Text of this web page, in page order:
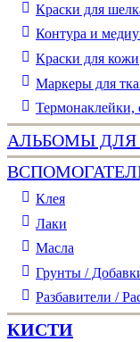
Краски для
Контура и
Краски для кожи
Маркеры для
Термонаклейки,
АЛЬБОМЫ
Клея
Лаки
Масла
Грунты /
Разбавители /
КИСТИ